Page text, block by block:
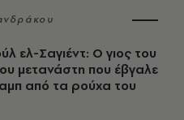
ελ-Σαγιέντ: Ο γιος του
μετανάστη που έβγαλε
από τα ρούχα του